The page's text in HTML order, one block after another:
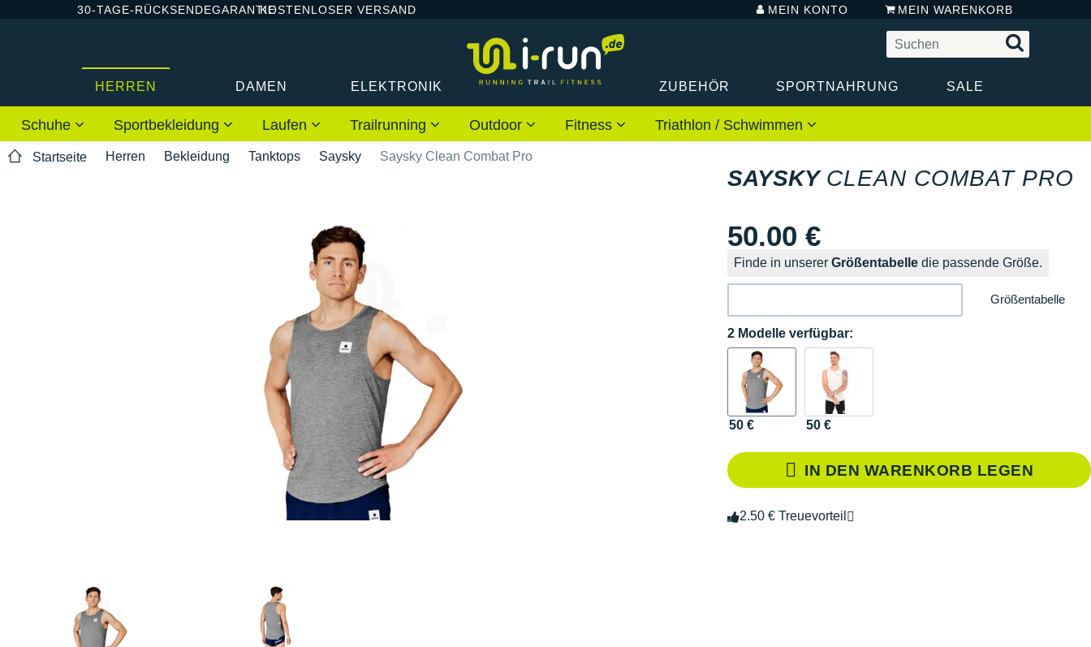
30-TAGE-RÜCKSENDEGARANTIEKOSTENLOSER VERSAND MEIN KONTO MEIN WARENKORB
HERREN DAMEN ELEKTRONIK ZUBEHÖR SPORTNAHRUNG SALE
Schuhe Sportbekleidung Laufen Trailrunning Outdoor Fitness Triathlon / Schwimmen
Startseite Herren Bekleidung Tanktops Saysky Saysky Clean Combat Pro
SAYSKY CLEAN COMBAT PRO
50.00 €
Finde in unserer Größentabelle die passende Größe.
Größentabelle
2 Modelle verfügbar:
50 € 50 €
IN DEN WARENKORB LEGEN
2.50 € Treuevorteil